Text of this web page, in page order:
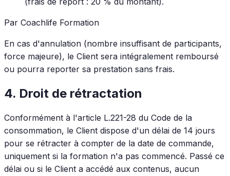
Par Coachlife Formation
En cas d'annulation (nombre insuffisant de participants,
force majeure), le Client sera intégralement remboursé
ou pourra reporter sa prestation sans frais.
4. Droit de rétractation
Conformément à l'article L.221-28 du Code de la
consommation, le Client dispose d'un délai de 14 jours
pour se rétracter à compter de la date de commande,
uniquement si la formation n'a pas commencé. Passé ce
délai ou si le Client a accédé aux contenus, aucun